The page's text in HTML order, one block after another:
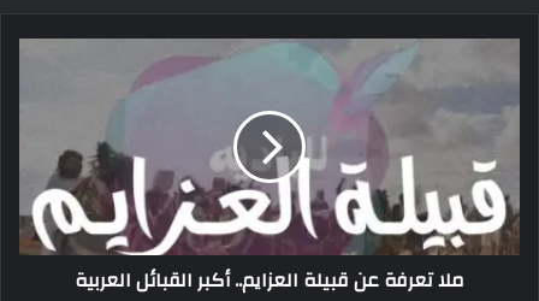
ملا تعرفة عن قبيلة العزايم.. أكبر القبائل العربية